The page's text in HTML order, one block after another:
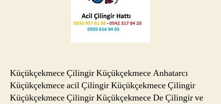
Küçükçekmece Çilingir Küçükçekmece Anhatarcı
Küçükçekmece acil Çilingir Küçükçekmece Çilingir
Küçükçekmece Çilingir Küçükçekmece De Çilingir ve